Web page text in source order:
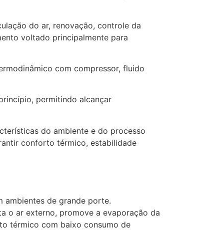
do ar, renovação, controle da
voltado principalmente para
com compressor, fluido
permitindo alcançar
do ambiente e do processo
conforto térmico, estabilidade
ambientes de grande porte.
o ar externo, promove a evaporação da
térmico com baixo consumo de